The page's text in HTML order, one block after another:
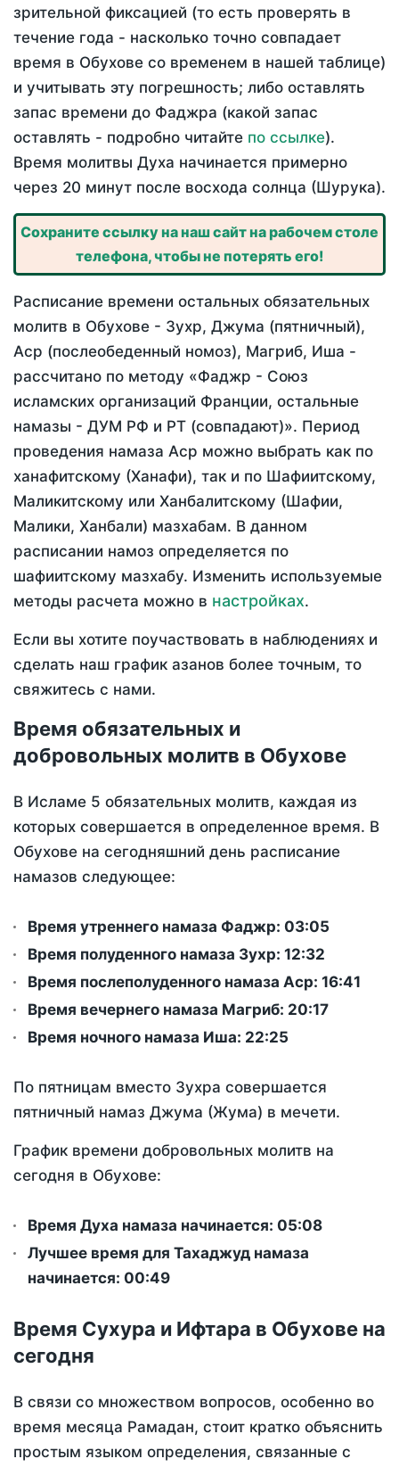
зрительной фиксацией (то есть проверять в
течение года - насколько точно совпадает
время в Обухове со временем в нашей таблице)
и учитывать эту погрешность; либо оставлять
запас времени до Фаджра (какой запас
оставлять - подробно читайте по ссылке).
Время молитвы Духа начинается примерно
через 20 минут после восхода солнца (Шурука).
Сохраните ссылку на наш сайт на рабочем столе
телефона, чтобы не потерять его!
Расписание времени остальных обязательных
молитв в Обухове - Зухр, Джума (пятничный),
Аср (послеобеденный номоз), Магриб, Иша -
рассчитано по методу «Фаджр - Союз
исламских организаций Франции, остальные
намазы - ДУМ РФ и РТ (совпадают)». Период
проведения намаза Аср можно выбрать как по
ханафитскому (Ханафи), так и по Шафиитскому,
Маликитскому или Ханбалитскому (Шафии,
Малики, Ханбали) мазхабам. В данном
расписании намоз определяется по
шафиитскому мазхабу. Изменить используемые
методы расчета можно в настройках.
Если вы хотите поучаствовать в наблюдениях и
сделать наш график азанов более точным, то
свяжитесь с нами.
Время обязательных и
добровольных молитв в Обухове
В Исламе 5 обязательных молитв, каждая из
которых совершается в определенное время. В
Обухове на сегодняшний день расписание
намазов следующее:
Время утреннего намаза Фаджр: 03:05
Время полуденного намаза Зухр: 12:32
Время послеполуденного намаза Аср: 16:41
Время вечернего намаза Магриб: 20:17
Время ночного намаза Иша: 22:25
По пятницам вместо Зухра совершается
пятничный намаз Джума (Жума) в мечети.
График времени добровольных молитв на
сегодня в Обухове:
Время Духа намаза начинается: 05:08
Лучшее время для Тахаджуд намаза
начинается: 00:49
Время Сухура и Ифтара в Обухове на
сегодня
В связи со множеством вопросов, особенно во
время месяца Рамадан, стоит кратко объяснить
простым языком определения, связанные с